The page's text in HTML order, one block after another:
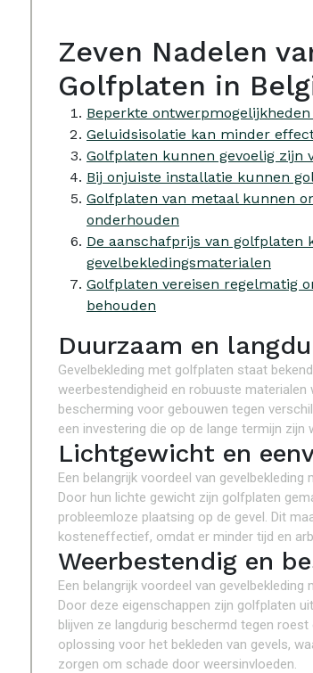
Zeven Nadelen
Golfplaten in
Beperkte
Geluidsisolatie kan minder
Golfplaten kunnen gevoelig zijn
Bij onjuiste installatie kunnen
Golfplaten van metaal kunnen
onderhouden
De aanschafprijs van golfplaten
gevelbekledingsmaterialen
Golfplaten vereisen regelmatig
behouden
Duurzaam en
Gevelbekleding met golfplaten staat
weerbestendigheid en robuuste
bescherming voor gebouwen tegen
een investering die op de lange termijn
Lichtgewicht en
Een belangrijk voordeel van
Door hun lichte gewicht zijn golfplaten
probleemloze plaatsing op de gevel. Dit
kosteneffectief, omdat er minder tijd en
Weerbestendig en
Een belangrijk voordeel van
Door deze eigenschappen zijn golfplaten
blijven ze langdurig beschermd tegen
oplossing voor het bekleden van gevels,
zorgen om schade door weersinvloeden.